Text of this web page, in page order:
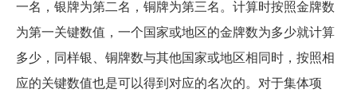
一名，银牌为第二名，铜牌为第三名。计算时按照金牌数
为第一关键数值，一个国家或地区的金牌数为多少就计算
多少，同样银、铜牌数与其他国家或地区相同时，按照相
应的关键数值也是可以得到对应的名次的。对于集体项